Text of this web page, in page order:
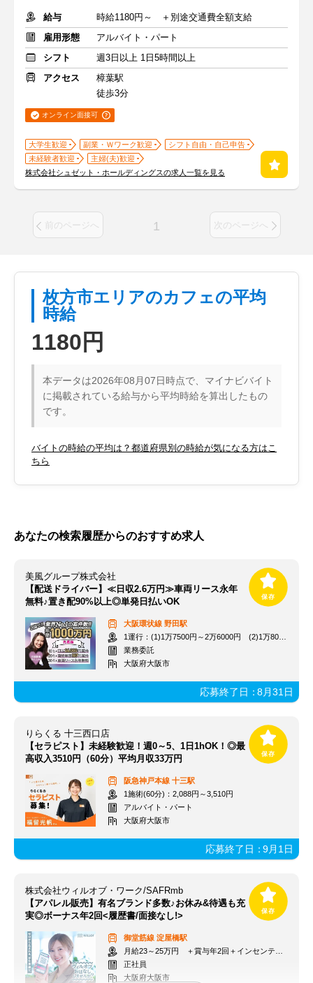
給与
時給1180円～ ＋別途交通費全額支給
雇用形態
アルバイト・パート
シフト
週3日以上 1日5時間以上
アクセス
樟葉駅
徒歩3分
オンライン面接可
大学生歓迎 副業・Ｗワーク歓迎
シフト自由・自己申告
未経験者歓迎
主婦(夫)歓迎
株式会社シュゼット・ホールディングスの求人一覧を見る
前のページへ 1 次のページへ
枚方市エリアのカフェの平均
時給
1180円
本データは2026年08月07日時点で、マイナビバイト
に掲載されている給与から平均時給を算出したもの
です。
バイトの時給の平均は？都道府県別の時給が気になる方はこ
ちら
あなたの検索履歴からのおすすめ求人
美風グループ株式会社
【配送ドライバー】≪日収2.6万円≫車両リース永年
無料♪置き配90%以上◎単発日払いOK
大阪環状線 野田駅
1運行：(1)1万7500円～2万6000円 (2)1万8000円～2万6000円
業務委託
大阪府大阪市
応募終了日：8月31日
りらくる 十三西口店
【セラピスト】未経験歓迎！週0～5、1日1hOK！◎最
高収入3510円（60分）平均月収33万円
阪急神戸本線 十三駅
1施術(60分)：2,088円～3,510円
アルバイト・パート
大阪府大阪市
応募終了日：9月1日
株式会社ウィルオブ・ワーク/SAFRmb
【アパレル販売】有名ブランド多数♪お休み&待遇も充
実◎ボーナス年2回<履歴書/面接なし!>
御堂筋線 淀屋橋駅
月給23～25万円 ＋賞与年2回＋インセンティブ＋交通費
正社員
大阪府大阪市